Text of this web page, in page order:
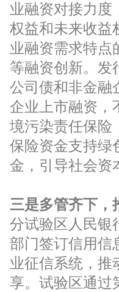
业融资对接力度
权益和未来收益
业融资需求特点
等融资创新。发
公司债和非金融
企业上市融资，
境污染责任保险
保险资金支持绿
金，引导社会资
三是多管齐下，
分试验区人民银
部门签订信用信
业征信系统，推
享。试验区通过